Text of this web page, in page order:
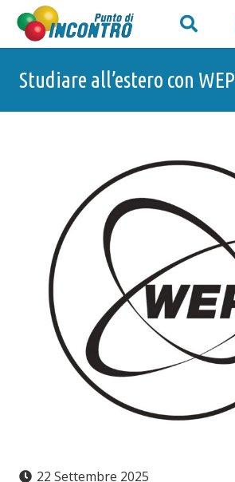
Studiare all’estero con WEP
22 Settembre 2025